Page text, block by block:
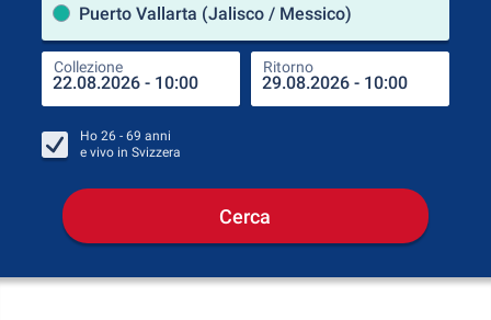
Puerto Vallarta (Jalisco / Messico)
Collezione Ritorno
Ho 26 - 69 anni
e vivo in Svizzera
Cerca